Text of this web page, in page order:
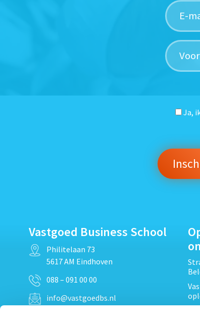
Ja,
Vastgoed Business School
Philitelaan 73
5617 AM Eindhoven
088 – 091 00 00
info@vastgoedbs.nl